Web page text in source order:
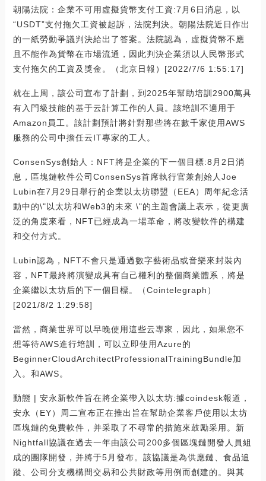
朝陽法院：企業不可用虛擬貨幣支付工資:7月6日消息，以
“USDT”支付拖欠工資被起訴，法院判決。朝陽法院近日作出
的一紙勞動爭議判決給出了答案。法院認為，虛擬貨幣不應
且不能作為貨幣在市場流通，因此判決企業須以人民幣形式
支付拖欠的工資及獎金。（北京日報）[2022/7/6 1:55:17]
就在上周，該公司宣布了計劃，到2025年幫助培訓2900萬具
有入門級技能的基于云計算工作的人員。該培訓不適用于
Amazon員工。該計劃預計將針對那些將在數千家使用AWS
服務的公司中擔任云IT專家的工人。
ConsenSys創始人：NFT將是企業的下一個目標:8月2日消
息，區塊鏈軟件公司ConsenSys首席執行官兼創始人Joe
Lubin在7月29日舉行的企業以太坊聯盟（EEA）周年紀念活
動中的\"以太坊和Web3的未來 \"的主題會議上表示，從更廣
泛的角度來看，NFT已經成為一場革命，將改變軟件的構建
和交付方式。
Lubin認為，NFT不會只是通過數字藝術品或音樂來封裝內
容，NFT最終將演變成具有自己權利的整個商業體系，將是
企業繼以太坊后的下一個目標。（Cointelegraph）
[2021/8/2 1:29:58]
當然，商業世界可以早晚使用這些云專家，因此，如果您不
想等待AWS進行培訓，可以立即使用Azure的
BeginnerCloudArchitectProfessionalTrainingBundle加
入。和AWS。
動態 | 安永新軟件旨在將企業帶入以太坊:據coindesk報道，
安永（EY）周二宣布正在推出旨在幫助企業客戶使用以太坊
區塊鏈的免費軟件，并采取了不尋常的措施來鼓勵采用。新
Nightfall協議在過去一年由該公司200多個區塊鏈開發人員組
成的團隊開發，并將于5月發布。該協議是為供應鏈、食品追
蹤、公司分支機構間交易和公共財政等用例而創建的。與其